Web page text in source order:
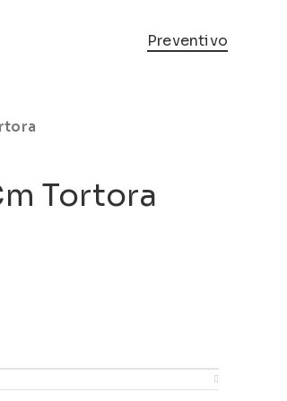
Preventivo
Tortora